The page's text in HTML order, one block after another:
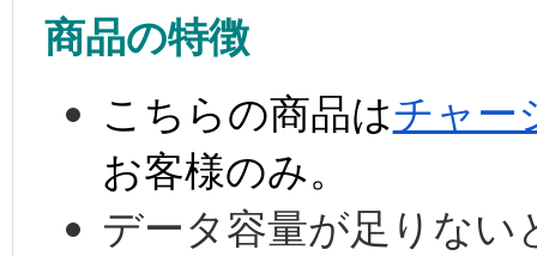
商品の特徴
こちらの商品はチャー
お客様のみ。
データ容量が足りない